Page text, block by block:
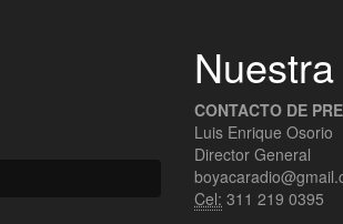
CONTACTO DE
Luis Enrique Osorio
Director General
Cel: 311 219 0395